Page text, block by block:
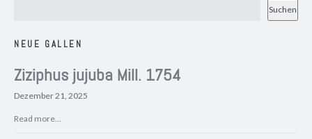
Suchen
NEUE GALLEN
Ziziphus jujuba Mill. 1754
Dezember 21, 2025
Read more...